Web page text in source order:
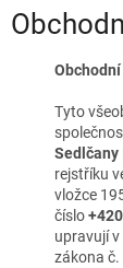
Tyto
Sedlčany
rejstříku
vložce
číslo
upravují
zákona č.